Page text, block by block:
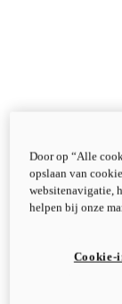
Door op “Alle
opslaan van
websitenavigatie,
helpen bij onze
Cookie-